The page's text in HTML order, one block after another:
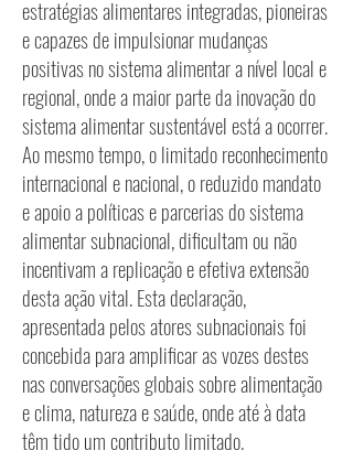
estratégias alimentares integradas, pioneiras
e capazes de impulsionar mudanças
positivas no sistema alimentar a nível local e
regional, onde a maior parte da inovação do
sistema alimentar sustentável está a ocorrer.
Ao mesmo tempo, o limitado reconhecimento
internacional e nacional, o reduzido mandato
e apoio a políticas e parcerias do sistema
alimentar subnacional, dificultam ou não
incentivam a replicação e efetiva extensão
desta ação vital. Esta declaração,
apresentada pelos atores subnacionais foi
concebida para amplificar as vozes destes
nas conversações globais sobre alimentação
e clima, natureza e saúde, onde até à data
têm tido um contributo limitado.